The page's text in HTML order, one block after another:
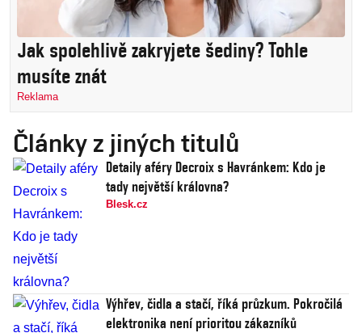
Jak spolehlivě zakryjete šediny? Tohle
musíte znát
Reklama
Články z jiných titulů
Detaily aféry Decroix s Havránkem: Kdo je
tady největší královna?
Blesk.cz
Výhřev, čidla a stačí, říká průzkum. Pokročilá
elektronika není prioritou zákazníků